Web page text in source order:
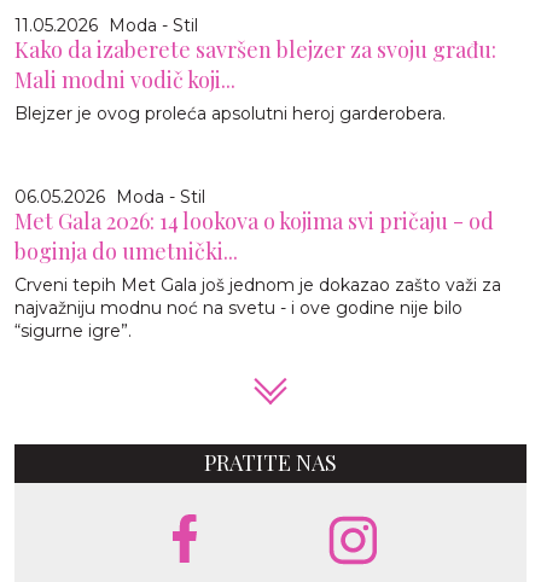
11.05.2026 Moda - Stil
Kako da izaberete savršen blejzer za svoju građu:
Mali modni vodič koji...
Blejzer je ovog proleća apsolutni heroj garderobera.
06.05.2026 Moda - Stil
Met Gala 2026: 14 lookova o kojima svi pričaju - od
boginja do umetnički...
Crveni tepih Met Gala još jednom je dokazao zašto važi za
najvažniju modnu noć na svetu - i ove godine nije bilo
“sigurne igre”.
PRATITE NAS